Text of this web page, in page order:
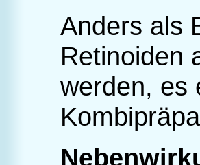
Anders als
Retinoiden
werden, es